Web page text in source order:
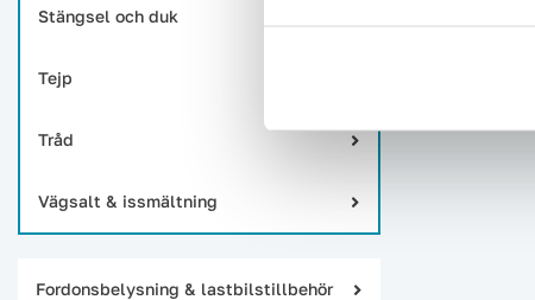
Stängsel och duk
Tejp
Tråd
Vägsalt & issmältning
Fordonsbelysning & lastbilstillbehör